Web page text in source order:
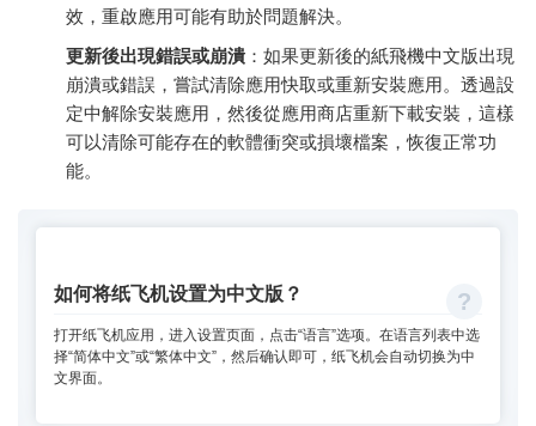
效，重啟應用可能有助於問題解決。
更新後出現錯誤或崩潰 ：如果更新後的紙飛機中文版出現
崩潰或錯誤，嘗試清除應用快取或重新安裝應用。透過設
定中解除安裝應用，然後從應用商店重新下載安裝，這樣
可以清除可能存在的軟體衝突或損壞檔案，恢復正常功
能。
如何将纸飞机设置为中文版？
打开纸飞机应用，进入设置页面，点击“语言”选项。在语言列表中选
择“简体中文”或“繁体中文”，然后确认即可，纸飞机会自动切换为中
文界面。